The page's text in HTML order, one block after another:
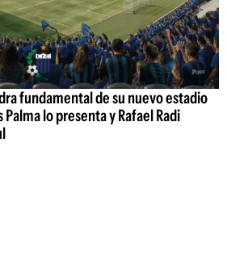
fundamental de su nuevo estadio
lo presenta y Rafael Radi